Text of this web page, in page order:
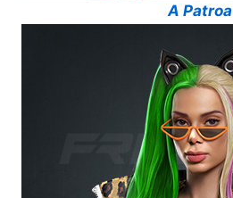
A Patroa